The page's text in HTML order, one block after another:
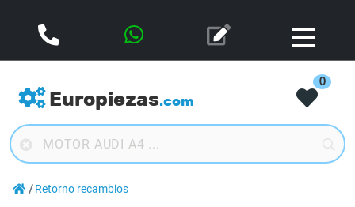
Europiezas.com
0
Retorno recambios